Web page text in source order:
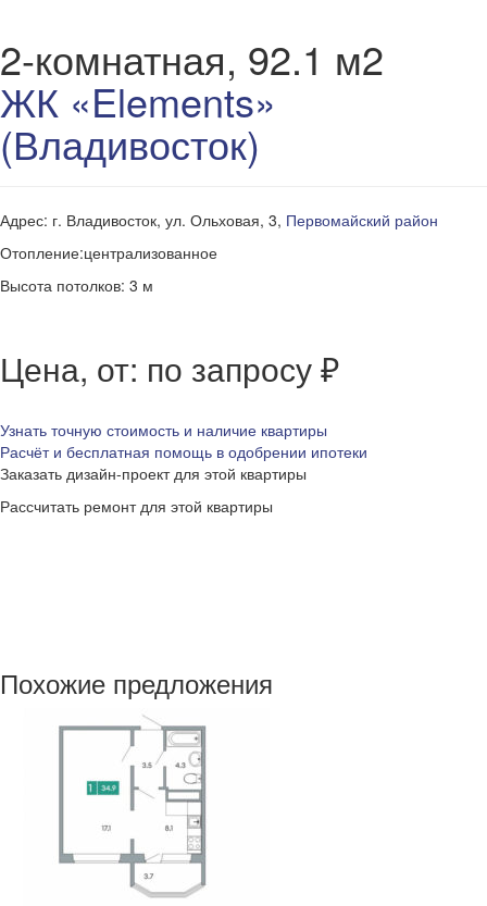
2-комнатная, 92.1 м2
ЖК «Elements»
(Владивосток)
Адрес: г. Владивосток, ул. Ольховая, 3, Первомайский район
Отопление:централизованное
Высота потолков: 3 м
Цена, от: по запросу ₽
Узнать точную стоимость и наличие квартиры
Расчёт и бесплатная помощь в одобрении ипотеки
Заказать дизайн-проект для этой квартиры
Рассчитать ремонт для этой квартиры
Похожие предложения